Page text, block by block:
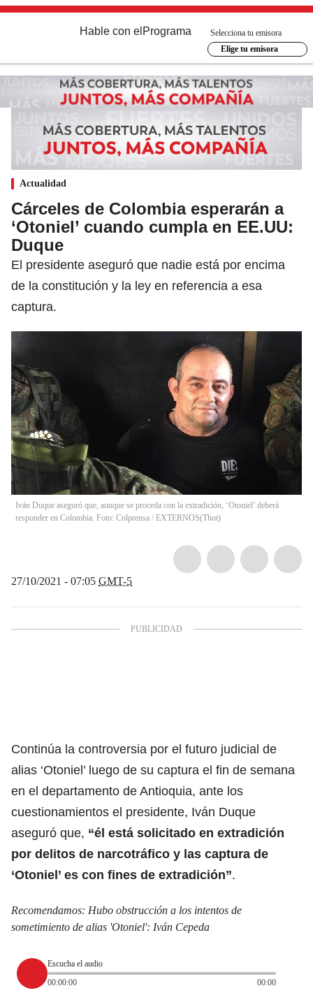
Hable con el Programa
Selecciona tu emisora
Elige tu emisora
Actualidad
Cárceles de Colombia esperarán a
‘Otoniel’ cuando cumpla en EE.UU:
Duque
El presidente aseguró que nadie está por encima
de la constitución y la ley en referencia a esa
captura.
Iván Duque aseguró que, aunque se proceda con la extradición, ‘Otoniel’ deberá
responder en Colombia. Foto: Colprensa / EXTERNOS(Thot)
27/10/2021 - 07:05 GMT-5
Continúa la controversia por el futuro judicial de
alias ‘Otoniel’ luego de su captura el fin de semana
en el departamento de Antioquia, ante los
cuestionamientos el presidente, Iván Duque
aseguró que, “él está solicitado en extradición
por delitos de narcotráfico y las captura de
‘Otoniel’ es con fines de extradición”.
Recomendamos: Hubo obstrucción a los intentos de
sometimiento de alias 'Otoniel': Iván Cepeda
Escucha el audio
00:00:00
00:00